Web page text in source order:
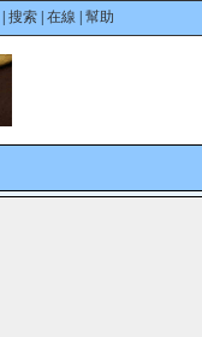
搜索 在線 幫助